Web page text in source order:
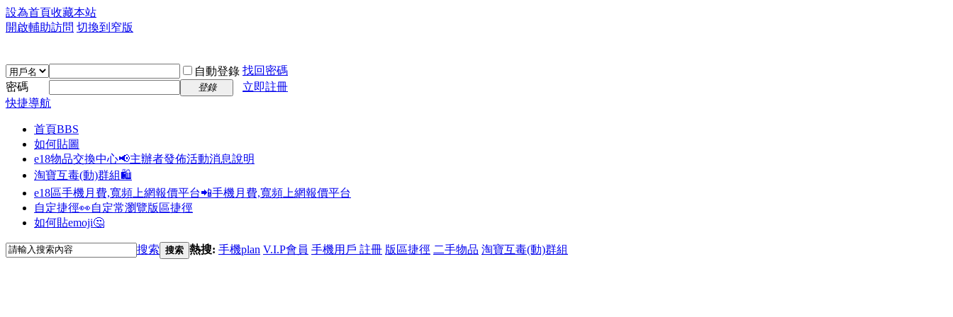
設為首頁收藏本站
開啟輔助訪問 切換到窄版
自動登錄 找回密碼
密碼
登錄
立即註冊
快捷導航
首頁BBS
如何貼圖
e18物品交換中心📢主辦者發佈活動消息說明
淘寶互毒(動)群組🛍️
e18區手機月費,寬頻上網報價平台📲手機月費,寬頻上網報價平台
自定捷徑👀自定常瀏覽版區捷徑
如何貼emoji🤔
搜索 搜索 熱搜: 手機plan V.I.P會員 手機用戶 註冊 版區捷徑 二手物品 淘寶互毒(動)群組